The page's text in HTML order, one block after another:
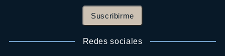
Suscribirme
Redes sociales